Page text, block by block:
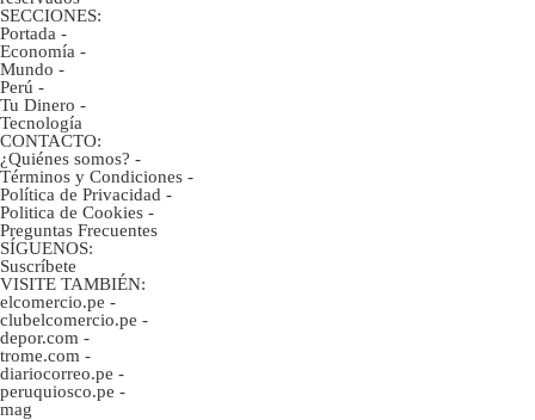
SECCIONES:
Portada -
Economía -
Mundo -
Perú -
Tu Dinero -
Tecnología
CONTACTO:
¿Quiénes somos? -
Términos y Condiciones -
Política de Privacidad -
Politica de Cookies -
Preguntas Frecuentes
SÍGUENOS:
Suscríbete
VISITE TAMBIÉN:
elcomercio.pe -
clubelcomercio.pe -
depor.com -
trome.com -
diariocorreo.pe -
peruquiosco.pe -
mag